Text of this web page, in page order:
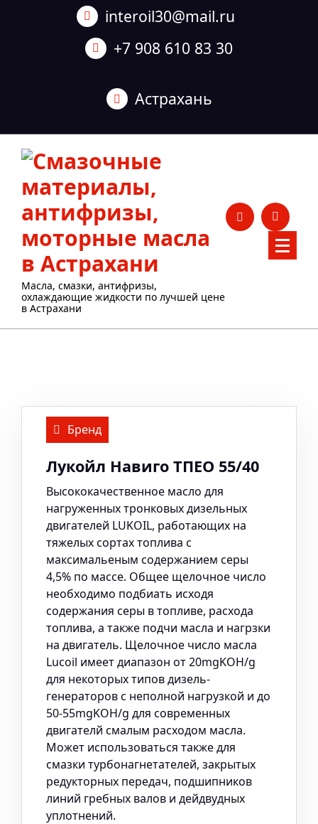
interoil30@mail.ru
+7 908 610 83 30
Астрахань
Масла, смазки, антифризы,
охлаждающие жидкости по лучшей цене
в Астрахани
Бренд
Лукойл Навиго ТПЕО 55/40
Высококачественное масло для
нагруженных тронковых дизельных
двигателей LUKOIL, работающих на
тяжелых сортах топлива с
максимальеным содержанием серы
4,5% по массе. Общее щелочное число
необходимо подбиать исходя
содержания серы в топливе, расхода
топлива, а также подчи масла и нагрзки
на двигатель. Щелочное число масла
Lucoil имеет диапазон от 20mgKOH/g
для некоторых типов дизель-
генераторов с неполной нагрузкой и до
50-55mgKOH/g для современных
двигателй смалым расходом масла.
Может использоваться также для
смазки турбонагнетателей, закрытых
редукторных передач, подшипников
линий гребных валов и дейдвудных
уплотнений.